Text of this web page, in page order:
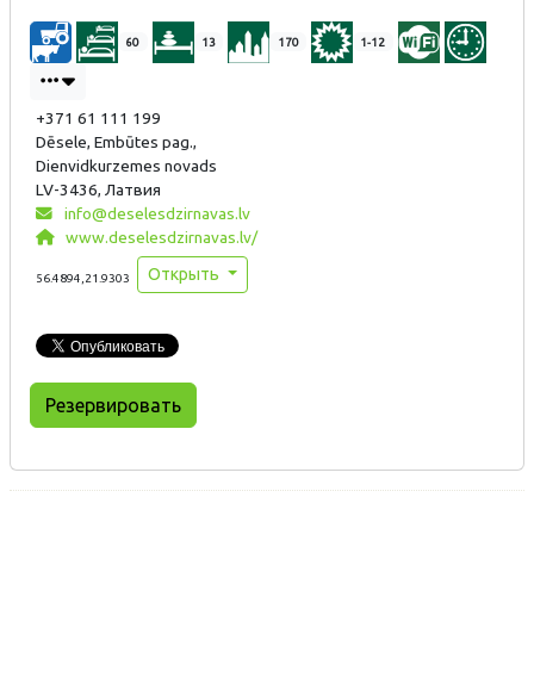
dzirnavu dīķa aktīvās un pasīvās atpūtas zonas labiekārtojumi.
60 13 170 1-12
+371 61 111 199
Dēsele, Embūtes pag.,
Dienvidkurzemes novads
LV-3436, Латвия
info@deselesdzirnavas.lv
www.deselesdzirnavas.lv/
56.4894,21.9303 Открыть
Резервировать